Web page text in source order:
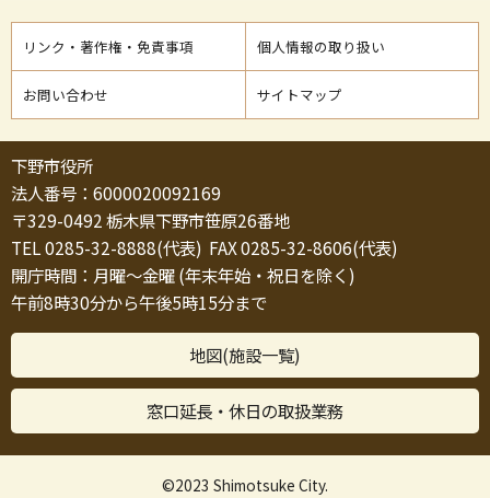
リンク・著作権・免責事項 個人情報の取り扱い
お問い合わせ サイトマップ
下野市役所
法人番号：6000020092169
〒329-0492 栃木県下野市笹原26番地
TEL 0285-32-8888(代表) FAX 0285-32-8606(代表)
開庁時間：月曜～金曜 (年末年始・祝日を除く)
午前8時30分から午後5時15分まで
地図(施設一覧)
窓口延長・休日の取扱業務
©2023 Shimotsuke City.